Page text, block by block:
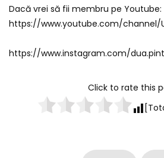
Dacă vrei să fii membru pe Youtube:
https://www.youtube.com/channel/
https://www.instagram.com/
Click to rate this